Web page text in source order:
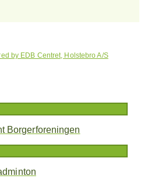
by EDB Centret, Holstebro A/S
Borgerforeningen